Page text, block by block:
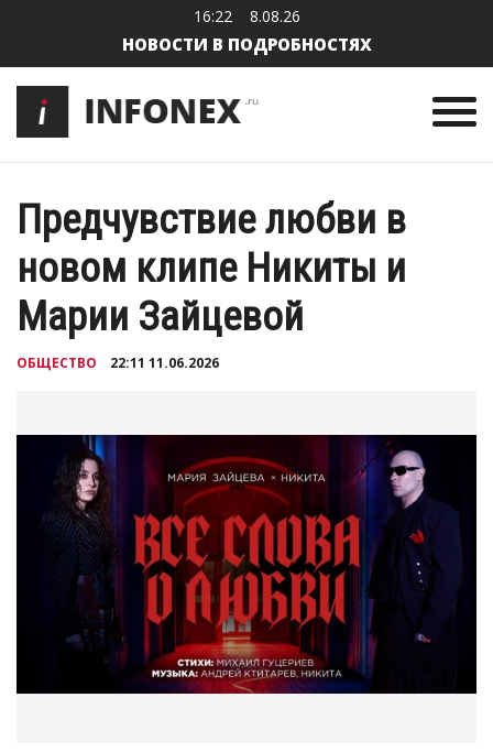
16:22 8.08.26
НОВОСТИ В ПОДРОБНОСТЯХ
Предчувствие любви в
новом клипе Никиты и
Марии Зайцевой
ОБЩЕСТВО 22:11 11.06.2026